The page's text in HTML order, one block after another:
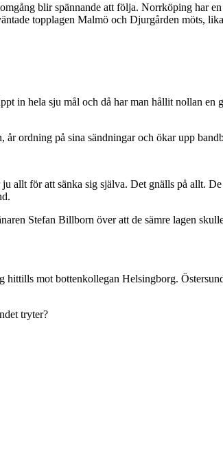
blir spännande att följa. Norrköping har
topplagen Malmö och Djurgården möts,
in hela sju mål och då har man hållit nollan
ordning på sina sändningar och ökar upp
för att sänka sig själva. Det gnälls på allt.
Stefan Billborn över att de sämre lagen
mot bottenkollegan Helsingborg.
tryter?